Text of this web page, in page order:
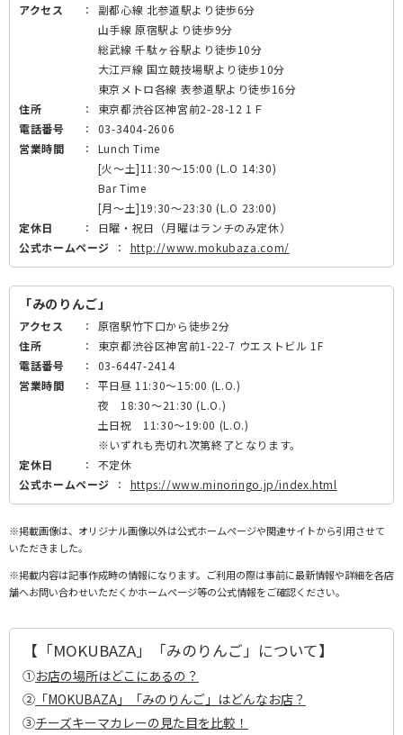
アクセス ：
副都心線 北参道駅より徒歩6分
山手線 原宿駅より徒歩9分
総武線 千駄ヶ谷駅より徒歩10分
大江戸線 国立競技場駅より徒歩10分
東京メトロ各線 表参道駅より徒歩16分
住所
：
東京都渋谷区神宮前2-28-12 1Ｆ
電話番号
：
03-3404-2606
営業時間
：
Lunch Time
[火～土]11:30～15:00 (L.O 14:30)
Bar Time
[月～土]19:30～23:30 (L.O 23:00)
定休日
：
日曜・祝日（月曜はランチのみ定休）
公式ホームページ
： http://www.mokubaza.com/
「みのりんご」
アクセス ：
原宿駅竹下口から徒歩2分
住所
：
東京都渋谷区神宮前1-22-7 ウエストビル 1F
電話番号
：
03-6447-2414
営業時間
：
平日昼 11:30～15:00 (L.O.)
夜 18:30～21:30 (L.O.)
土日祝 11:30～19:00 (L.O.)
※いずれも売切れ次第終了となります。
定休日
：
不定休
公式ホームページ
： https://www.minoringo.jp/index.html
※掲載画像は、オリジナル画像以外は公式ホームページや関連サイトから引用させて
いただきました。
※掲載内容は記事作成時の情報になります。ご利用の際は事前に最新情報や詳細を各店
舗へお問い合わせいただくかホームページ等の公式情報をご確認ください。
【「MOKUBAZA」「みのりんご」について】
①お店の場所はどこにあるの？
② 「MOKUBAZA」「みのりんご」はどんなお店？
③チーズキーマカレーの見た目を比較！